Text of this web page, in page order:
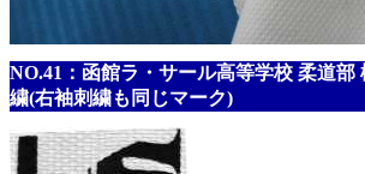
NO.41：函館ラ・サール高等学校 柔道部
繍(右袖刺繍も同じマーク)